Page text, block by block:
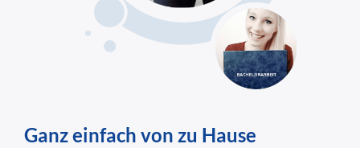
Ganz einfach von zu Hause